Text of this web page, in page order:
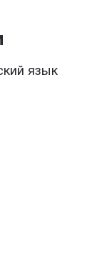
язык